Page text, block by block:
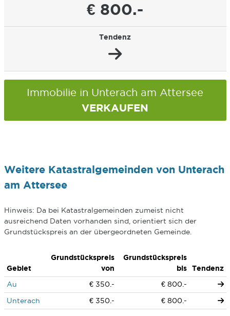
€ 800.-
Tendenz
Immobilie in Unterach am Attersee
VERKAUFEN
Weitere Katastralgemeinden von Unterach
am Attersee
Hinweis: Da bei Katastralgemeinden zumeist nicht
ausreichend Daten vorhanden sind, orientiert sich der
Grundstückspreis an der übergeordneten Gemeinde.
Gebiet
Grundstückspreis
von
Grundstückspreis
bis
Tendenz
Au
€ 350.-
€ 800.-
Unterach
€ 350.- € 800.-